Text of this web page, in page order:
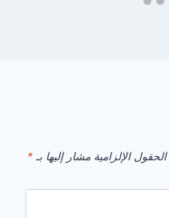
الحقول الإلزامية مشار إليها بـ *